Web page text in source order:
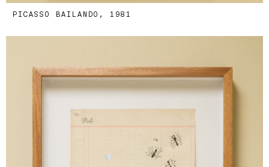
PICASSO BAILANDO, 1981